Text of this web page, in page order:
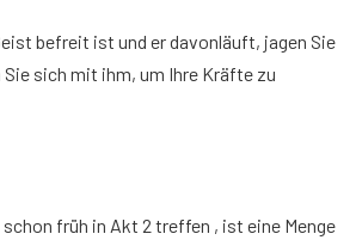
befreit ist und er davonläuft, jagen Sie
sich mit ihm, um Ihre Kräfte zu
schon früh in Akt 2 treffen , ist eine Menge